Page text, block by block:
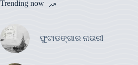
Trending now
ଫୁଟାଡଙ୍ଗାର ନାଉରୀ